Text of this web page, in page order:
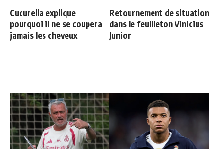
Cucurella explique
pourquoi il ne se coupera
jamais les cheveux
Retournement de situation
dans le feuilleton Vinicius
Junior